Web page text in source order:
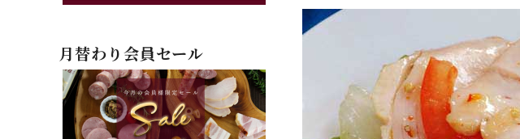
月替わり会員セール